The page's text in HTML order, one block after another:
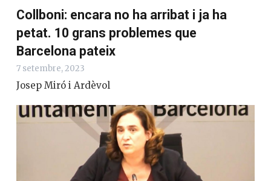
Collboni: encara no ha arribat i ja ha
petat. 10 grans problemes que
Barcelona pateix
7 setembre, 2023
Josep Miró i Ardèvol